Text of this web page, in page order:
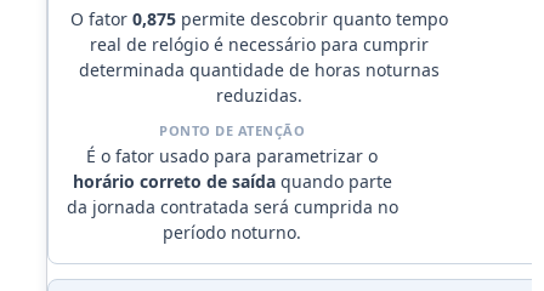
O fator 0,875permite descobrir quanto tempo
real de relógio é necessário para cumprir
determinada quantidade de horas noturnas
reduzidas.
É o fator usado para parametrizar o
horário correto de saídaquando parte
da jornada contratada será cumprida no
período noturno.